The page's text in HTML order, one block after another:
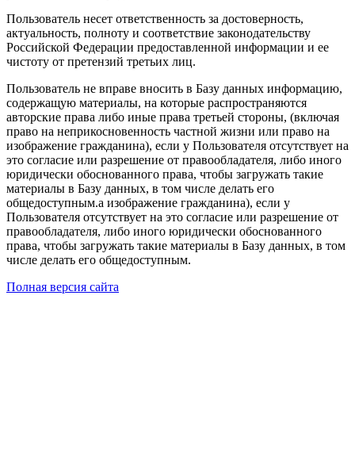
Пользователь несет ответственность за достоверность,
актуальность, полноту и соответствие законодательству
Российской Федерации предоставленной информации и ее
чистоту от претензий третьих лиц.
Пользователь не вправе вносить в Базу данных информацию,
содержащую материалы, на которые распространяются
авторские права либо иные права третьей стороны, (включая
право на неприкосновенность частной жизни или право на
изображение гражданина), если у Пользователя отсутствует на
это согласие или разрешение от правообладателя, либо иного
юридически обоснованного права, чтобы загружать такие
материалы в Базу данных, в том числе делать его
общедоступным.а изображение гражданина), если у
Пользователя отсутствует на это согласие или разрешение от
правообладателя, либо иного юридически обоснованного
права, чтобы загружать такие материалы в Базу данных, в том
числе делать его общедоступным.
Полная версия сайта